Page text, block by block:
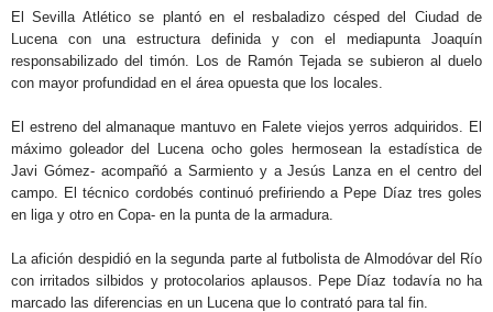
El Sevilla Atlético se plantó en el resbaladizo césped del Ciudad de
Lucena con una estructura definida y con el mediapunta Joaquín
responsabilizado del timón. Los de Ramón Tejada se subieron al duelo
con mayor profundidad en el área opuesta que los locales.
El estreno del almanaque mantuvo en Falete viejos yerros adquiridos. El
máximo goleador del Lucena ocho goles hermosean la estadística de
Javi Gómez- acompañó a Sarmiento y a Jesús Lanza en el centro del
campo. El técnico cordobés continuó prefiriendo a Pepe Díaz tres goles
en liga y otro en Copa- en la punta de la armadura.
La afición despidió en la segunda parte al futbolista de Almodóvar del Río
con irritados silbidos y protocolarios aplausos. Pepe Díaz todavía no ha
marcado las diferencias en un Lucena que lo contrató para tal fin.